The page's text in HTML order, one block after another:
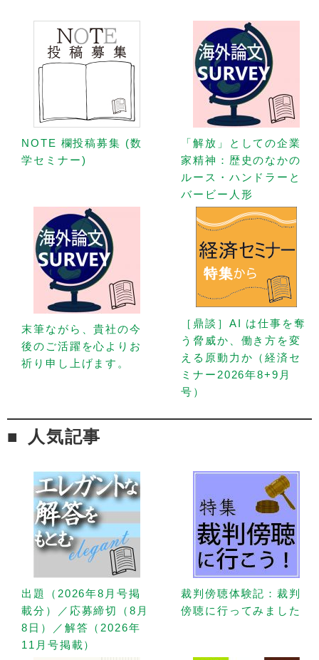
NOTE 欄投稿募集 (数
学セミナー)
「解放」としての企業
家精神：歴史のなかの
ルース・ハンドラーと
バービー人形
末筆ながら、貴社の今
後のご活躍を心よりお
祈り申し上げます。
［鼎談］AI は仕事を奪
う脅威か、働き方を変
える原動力か（経済セ
ミナー2026年8+9月
号）
人気記事
出題（2026年8月号掲
載分）／応募締切（8月
8日）／解答（2026年
11月号掲載）
裁判傍聴体験記：裁判
傍聴に行ってみました